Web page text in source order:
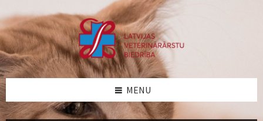
to
content
to
left
sidebar
to
footer
MENU